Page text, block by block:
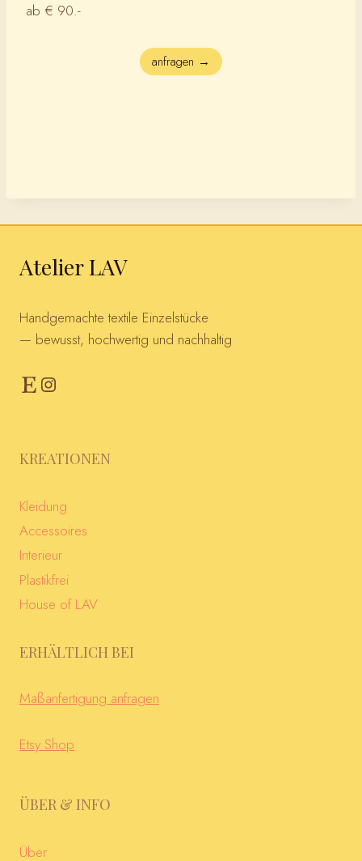
ab € 90.-
anfragen →
Atelier LAV
Handgemachte textile Einzelstücke
— bewusst, hochwertig und nachhaltig
EtsyInstagram
KREATIONEN
Kleidung
Accessoires
Interieur
Plastikfrei
House of LAV
ERHÄLTLICH BEI
Maßanfertigung anfragen
Etsy Shop
ÜBER & INFO
Über